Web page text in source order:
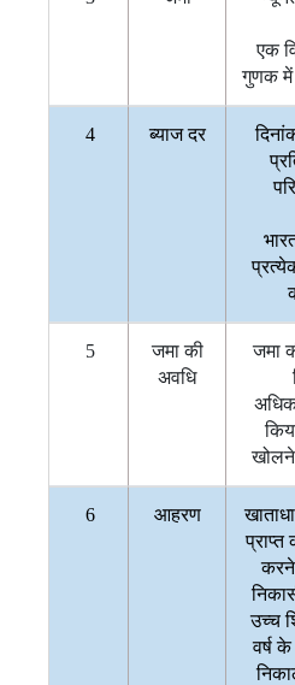
एक
गुणक में
4 ब्याज दर
5
जमा की
अवधि
जमा
खोलने
6 आहरण
प्राप्त
करने
उच्च
वर्ष